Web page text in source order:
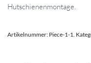
Hutschienenmontage.
Artikelnummer: Piece-1-1